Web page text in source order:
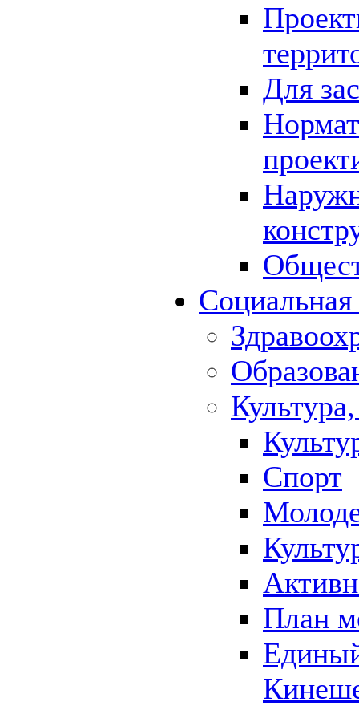
Для
Спорт
План